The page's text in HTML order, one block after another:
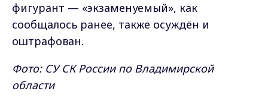
фигурант — «экзаменуемый», как
сообщалось ранее, также осуждён и
оштрафован.
Фото: СУ СК России по Владимирской
области